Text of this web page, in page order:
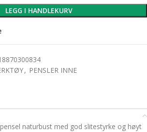
LEGG I HANDLEKURV
, PENSLER INNE
naturbust med god slitestyrke og høyt